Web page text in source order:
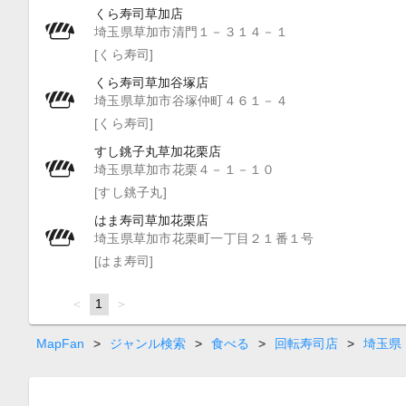
くら寿司草加店
埼玉県草加市清門１－３１４－１
[くら寿司]
くら寿司草加谷塚店
埼玉県草加市谷塚仲町４６１－４
[くら寿司]
すし銚子丸草加花栗店
埼玉県草加市花栗４－１－１０
[すし銚子丸]
はま寿司草加花栗店
埼玉県草加市花栗町一丁目２１番１号
[はま寿司]
page
You're
on
page
1 page
MapFan > ジャンル検索 > 食べる > 回転寿司店 > 埼玉県